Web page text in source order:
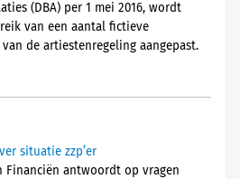
(DBA) per 1 mei 2016, wordt
van een aantal fictieve
de artiestenregeling aangepast.
situatie zzp’er
Financiën antwoordt op vragen